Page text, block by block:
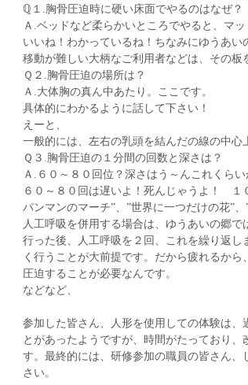
ℚ１.胸骨圧迫時に硬い床面でやるのはなぜ？
Ａ.ベッドなど柔らかいところでやると、マ
いいね！わかっているね！ちなみにゆうあい
移動が難しい大柄なご利用者などは、その板
Ｑ２.胸骨圧迫の場所は？
Ａ.大体胸の真ん中あたり。ここです。
具体的にわかるように話して下さい！
えーと、
一般的には、左右の乳頭を結んだの線の中心
Ｑ３.胸骨圧迫の１分間の回数と深さは？
Ａ.６０～８０回位？深さはう～んこれくらい
６０～８０回は遅いよ！死んじゃうよ！ １
パンマンのマーチ”、”世界に一つだけの花”
人工呼吸を併用する場合は、ゆうあいの郷
行った後、人工呼吸を２回、これを繰り返
く行うことが大前提です。だから疲れるか
圧迫することが必要なんです。
などなど、
参加した皆さん、人形を使用しての体験は
とがあったようですが、時間がたっており
す。最終的には、研修参加の職員の皆さん
さい。